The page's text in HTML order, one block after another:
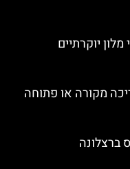
מקורה או פתוחה
ברצלונה